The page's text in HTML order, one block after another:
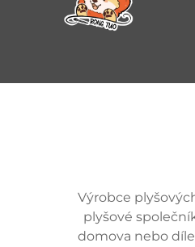
Výrobce
plyšové
domova nebo